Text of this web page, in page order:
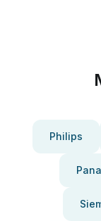
Philips